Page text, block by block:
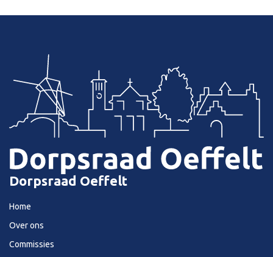
Dorpsraad Oeffelt
Home
Over ons
Commissies